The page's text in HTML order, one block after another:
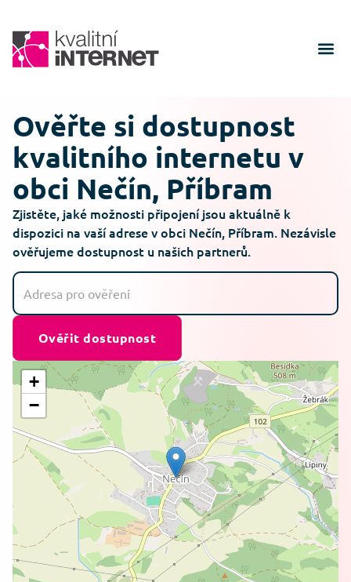
Ověřte si dostupnost
kvalitního internetu v
obci Nečín, Příbram
Zjistěte, jaké možnosti připojení jsou aktuálně k
dispozici na vaší adrese v obci Nečín, Příbram. Nezávisle
ověřujeme dostupnost u našich partnerů.
Ověřit dostupnost
+
−